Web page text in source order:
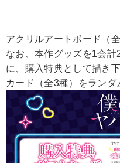
アクリルアートボード（全
なお、本作グッズを1会
に、購入特典として描き
カード（全3種）をランダ